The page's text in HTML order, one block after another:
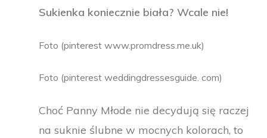
Sukienka koniecznie biała? Wcale nie!
Foto (pinterest www.promdress.me.uk)
Foto (pinterest weddingdressesguide. com)
Choć Panny Młode nie decydują się raczej
na suknie ślubne w mocnych kolorach, to